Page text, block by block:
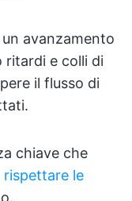
avanzamento
ritardi e colli di
il flusso di
chiave che
rispettare le